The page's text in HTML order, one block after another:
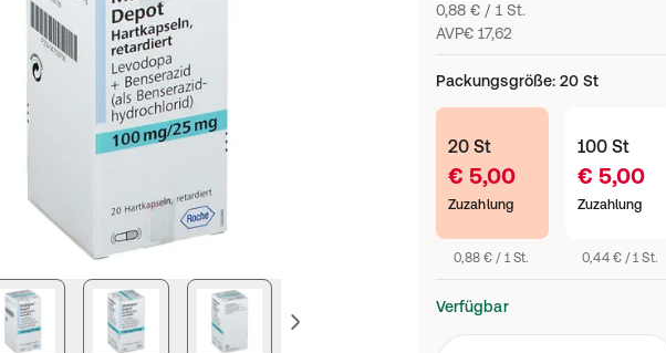
Bild vorheriges Bild
0,88 € / 1 St.
AVP€ 17,62
Packungsgröße:20 St
20 St
€ 5,00
Zuzahlung
0,88 € / 1 St.
100 St
€ 5,00
Zuzahlung
0,44 € / 1 St.
Verfügbar